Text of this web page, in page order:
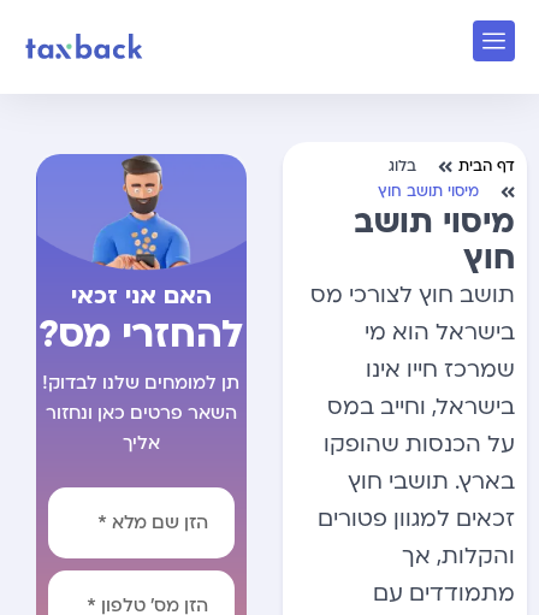
דף הבית
בלוג
מיסוי תושב חוץ
מיסוי תושב
חוץ
תושב חוץ לצורכי מס
בישראל הוא מי
שמרכז חייו אינו
בישראל, וחייב במס
על הכנסות שהופקו
בארץ. תושבי חוץ
זכאים למגוון פטורים
והקלות, אך
מתמודדים עם
האם אני זכאי
להחזרי מס?
תן למומחים שלנו לבדוק!
השאר פרטים כאן ונחזור
אליך